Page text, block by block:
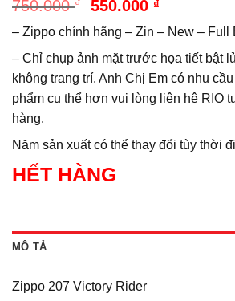
750.000₫
Giá
là:
750.000 ₫.
550.000 ₫
tại
là:
550.000 ₫.
– Zippo chính hãng – Zin – New – Full
– Chỉ chụp ảnh mặt trước họa tiết bật
không trang trí. Anh Chị Em có nhu
phẩm cụ thể hơn vui lòng liên hệ RIO
hàng.
Năm sản xuất có thể thay đổi tùy thời
HẾT HÀNG
MÔ TẢ
Zippo 207 Victory Rider